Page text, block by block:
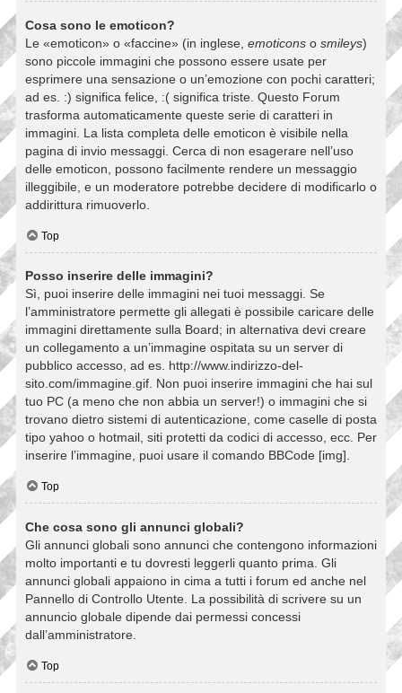
Cosa sono le emoticon?
Le «emoticon» o «faccine» (in inglese, emoticons o smileys)
sono piccole immagini che possono essere usate per
esprimere una sensazione o un’emozione con pochi caratteri;
ad es. :) significa felice, :( significa triste. Questo Forum
trasforma automaticamente queste serie di caratteri in
immagini. La lista completa delle emoticon è visibile nella
pagina di invio messaggi. Cerca di non esagerare nell’uso
delle emoticon, possono facilmente rendere un messaggio
illeggibile, e un moderatore potrebbe decidere di modificarlo o
addirittura rimuoverlo.
Top
Posso inserire delle immagini?
Sì, puoi inserire delle immagini nei tuoi messaggi. Se
l’amministratore permette gli allegati è possibile caricare delle
immagini direttamente sulla Board; in alternativa devi creare
un collegamento a un’immagine ospitata su un server di
pubblico accesso, ad es. http://www.indirizzo-del-
sito.com/immagine.gif. Non puoi inserire immagini che hai sul
tuo PC (a meno che non abbia un server!) o immagini che si
trovano dietro sistemi di autenticazione, come caselle di posta
tipo yahoo o hotmail, siti protetti da codici di accesso, ecc. Per
inserire l’immagine, puoi usare il comando BBCode [img].
Top
Che cosa sono gli annunci globali?
Gli annunci globali sono annunci che contengono informazioni
molto importanti e tu dovresti leggerli quanto prima. Gli
annunci globali appaiono in cima a tutti i forum ed anche nel
Pannello di Controllo Utente. La possibilità di scrivere su un
annuncio globale dipende dai permessi concessi
dall’amministratore.
Top